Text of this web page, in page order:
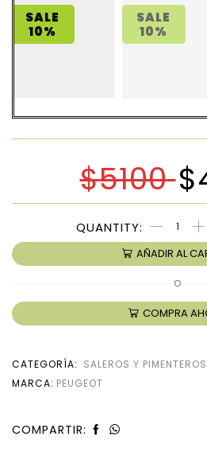
SALE
10%
SALE
10%
$5100 $
AÑADIR AL
O
COMPRA
CATEGORÍA: SALEROS Y PIMENTEROS
MARCA: PEUGEOT
COMPARTIR: